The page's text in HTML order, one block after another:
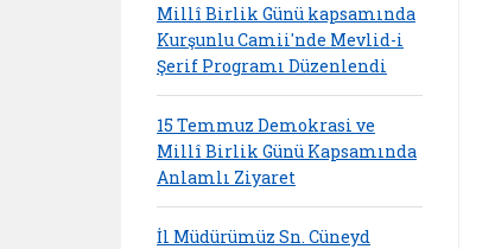
Millî Birlik Günü kapsamında
Kurşunlu Camii'nde Mevlid-i
Şerif Programı Düzenlendi
15 Temmuz Demokrasi ve
Millî Birlik Günü Kapsamında
Anlamlı Ziyaret
İl Müdürümüz Sn. Cüneyd